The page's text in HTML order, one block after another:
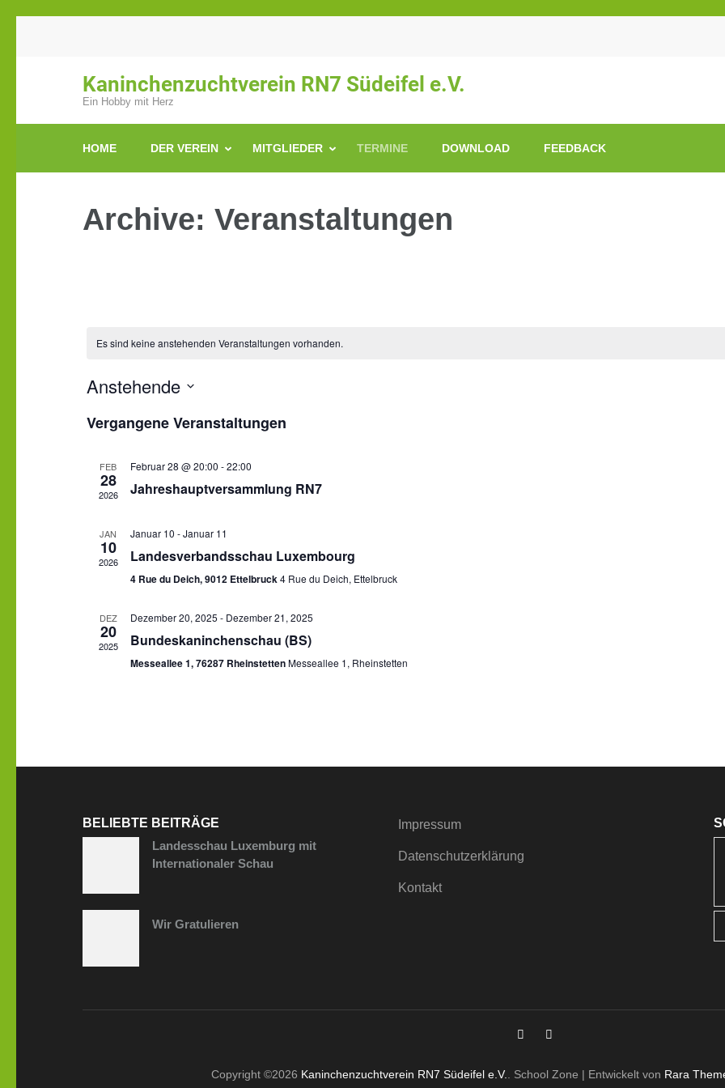
Kaninchenzuchtverein RN7 Südeifel e.V.
Ein Hobby mit Herz
HOME DER VEREIN MITGLIEDER TERMINE DOWNLOAD FEEDBACK
Archive: Veranstaltungen
Es sind keine anstehenden Veranstaltungen vorhanden.
Anstehende
wählen.
Vergangene Veranstaltungen
FEB
28
2026
Februar 28 @ 20:00 -22:00
Jahreshauptversammlung RN7
JAN
10
2026
Januar 10 -Januar 11
Landesverbandsschau Luxembourg
4 Rue du Deich, 9012 Ettelbruck4 Rue du Deich, Ettelbruck
DEZ
20
2025
Dezember 20, 2025 - Dezember 21, 2025
Bundeskaninchenschau (BS)
Messeallee 1, 76287 RheinstettenMesseallee 1, Rheinstetten
BELIEBTE BEITRÄGE
Landesschau Luxemburg mit
Internationaler Schau
Wir Gratulieren
Impressum
Datenschutzerklärung
Kontakt
Copyright ©2026 Kaninchenzuchtverein RN7 Südeifel e.V. School Zone | Entwickelt von Rara